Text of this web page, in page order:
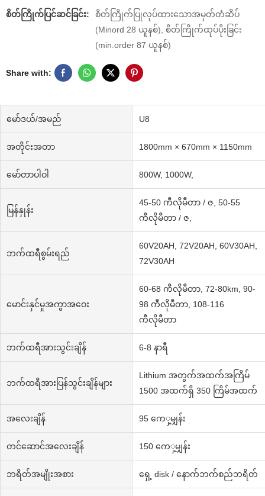
စိတ်ကြိုက်ပြင်ဆင်ခြင်း:
စိတ်ကြိုက်ပြုလုပ်ထားသောအမှတ်တံဆိပ်
(Minord 28 ယူနစ်), စိတ်ကြိုက်ထုပ်ပိုးခြင်း
(min.order 87 ယူနစ်)
Share with:
မော်ဒယ်/အမည် U8
အတိုင်းအတာ 1800mm × 670mm × 1150mm
မော်တာပါဝါ 800W, 1000W,
မြန်နှုန်း
45-50 ကီလိုမီတာ / ဇ, 50-55
ကီလိုမီတာ / ဇ,
ဘက်ထရီစွမ်းရည်
60V20AH, 72V20AH, 60V30AH,
72V30AH
မောင်းနှင်မှုအကွာအဝေး
60-68 ကီလိုမီတာ, 72-80km, 90-
98 ကီလိုမီတာ, 108-116
ကီလိုမီတာ
ဘက်ထရီအားသွင်းချိန် 6-8 နာရီ
ဘက်ထရီအားပြန်သွင်းချိန်များ
Lithium အတွက်အထက်အကြိမ်
1500 အထက်ရှိ 350 ကြိမ်အထက်
အလေးချိန် 95 ကေှ့မျှန်း
တင်ဆောင်အလေးချိန် 150 ကေှ့မျှန်း
ဘရိတ်အမျိုးအစား ရှေ့ disk / နောက်ဘက်စည်ဘရိတ်